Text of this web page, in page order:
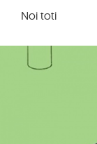
Noi toti